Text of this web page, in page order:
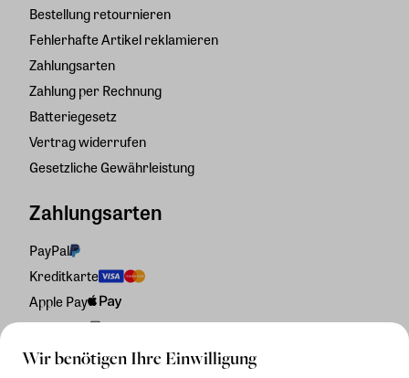
Wir benötigen Ihre Einwilligung
Bestellung retournieren
Fehlerhafte Artikel reklamieren
Zahlungsarten
Zahlung per Rechnung
Batteriegesetz
Vertrag widerrufen
Gesetzliche Gewährleistung
Zahlungsarten
PayPal
Kreditkarte
Apple Pay
Rechnung